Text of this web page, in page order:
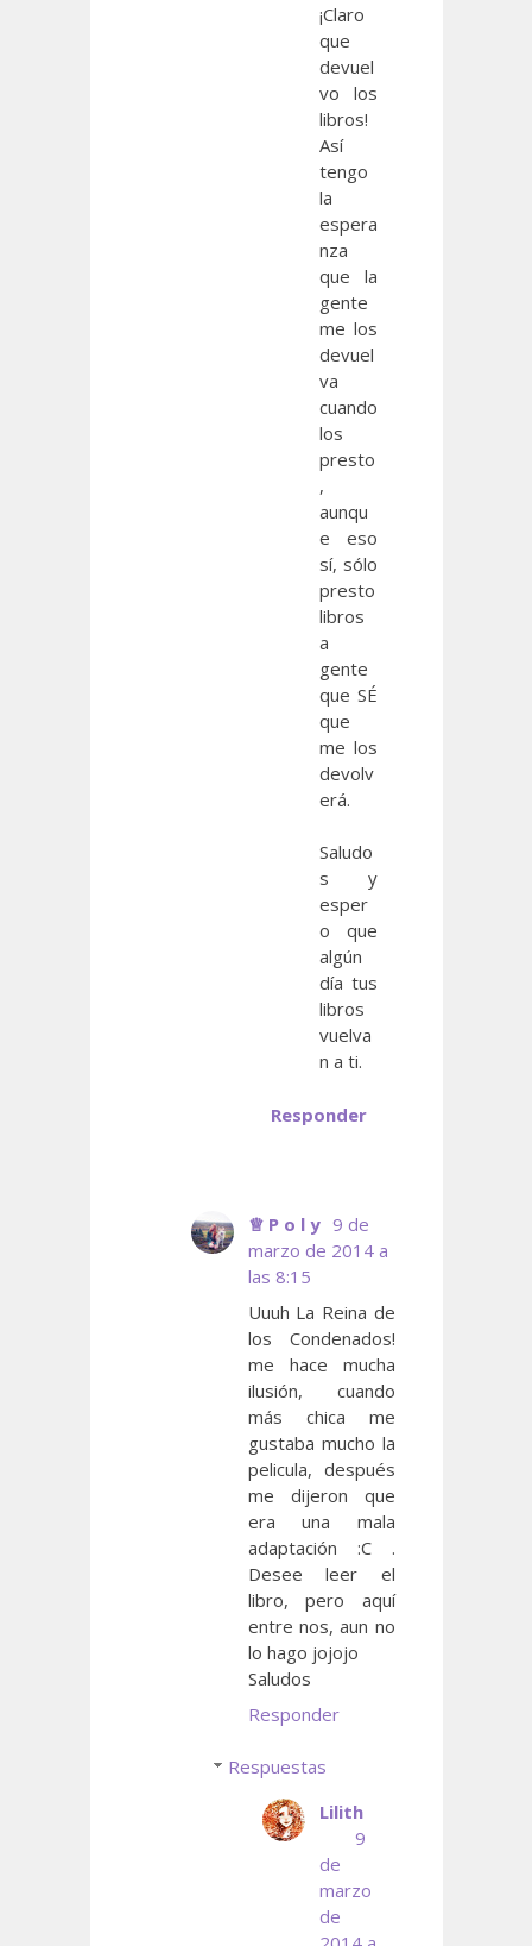
¡Claro
que
devuel
vo los
libros!
Así
tengo
la
espera
nza
que la
gente
me los
devuel
va
cuando
los
presto
,
aunqu
e eso
sí, sólo
presto
libros
a
gente
que SÉ
que
me los
devolv
erá.
Saludo
s y
esper
o que
algún
día tus
libros
vuelva
n a ti.
Responder
♕ ‏P o l y 9 de
marzo de 2014 a
las 8:15
Uuuh La Reina de
los Condenados!
me hace mucha
ilusión, cuando
más chica me
gustaba mucho la
pelicula, después
me dijeron que
era una mala
adaptación :C .
Desee leer el
libro, pero aquí
entre nos, aun no
lo hago jojojo
Saludos
Responder
Respuestas
Lilith
9
de
marzo
de